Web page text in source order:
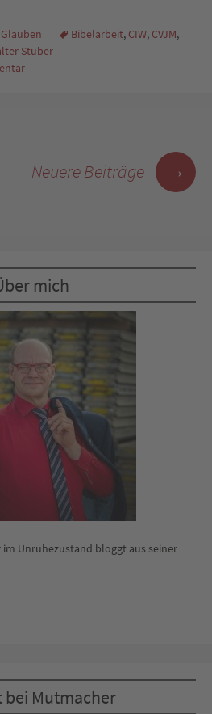
Glauben Bibelarbeit, CIW, CVJM,
Stuber
Neuere Beiträge →
mich
Unruhezustand bloggt aus seiner
bei Mutmacher